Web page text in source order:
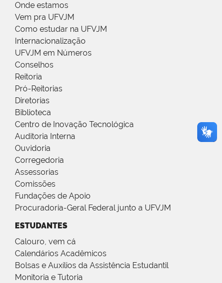
Onde estamos
Vem pra UFVJM
Como estudar na UFVJM
Internacionalização
UFVJM em Números
Conselhos
Reitoria
Pró-Reitorias
Diretorias
Biblioteca
Centro de Inovação Tecnológica
Auditoria Interna
Ouvidoria
Corregedoria
Assessorias
Comissões
Fundações de Apoio
Procuradoria-Geral Federal junto a UFVJM
ESTUDANTES
Calouro, vem cá
Calendários Acadêmicos
Bolsas e Auxílios da Assistência Estudantil
Monitoria e Tutoria